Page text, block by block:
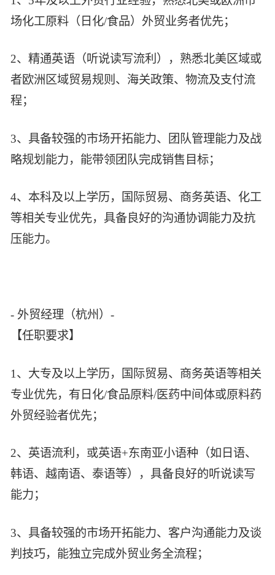
场化工原料（日化/食品）外贸业务者优先；
2、精通英语（听说读写流利），熟悉北美区域或
者欧洲区域贸易规则、海关政策、物流及支付流
程；
3、具备较强的市场开拓能力、团队管理能力及战
略规划能力，能带领团队完成销售目标；
4、本科及以上学历，国际贸易、商务英语、化工
等相关专业优先，具备良好的沟通协调能力及抗
压能力。
- 外贸经理（杭州）-
【任职要求】
1、大专及以上学历，国际贸易、商务英语等相关
专业优先，有日化/食品原料/医药中间体或原料药
外贸经验者优先；
2、英语流利，或英语+东南亚小语种（如日语、
韩语、越南语、泰语等），具备良好的听说读写
能力；
3、具备较强的市场开拓能力、客户沟通能力及谈
判技巧，能独立完成外贸业务全流程；